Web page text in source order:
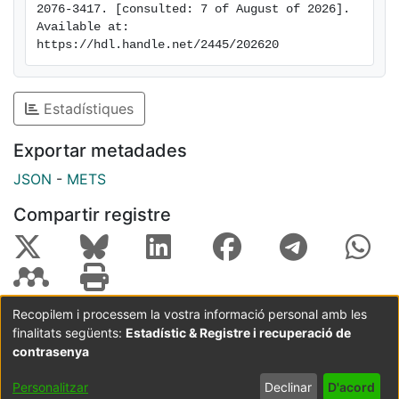
vivo for therapeutic purpose could be significant.
2076-3417. [consulted: 7 of August of 2026].
Available at:
https://hdl.handle.net/2445/202620
Estadístiques
Exportar metadades
JSON - METS
Compartir registre
Coordinació:CRAI UB Avís legal
Metadades
subjectes a:
Configuració
de cookies
privadesa
Recopilem i processem la vostra informació personal amb les
finalitats següents: Estadístic & Registre i recuperació de
contrasenya
Personalitzar Declinar D'acord